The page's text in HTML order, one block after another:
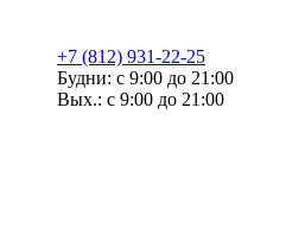
+7 (812) 931-22-25
Будни: с 9:00 до 21:00
Вых.: с 9:00 до 21:00